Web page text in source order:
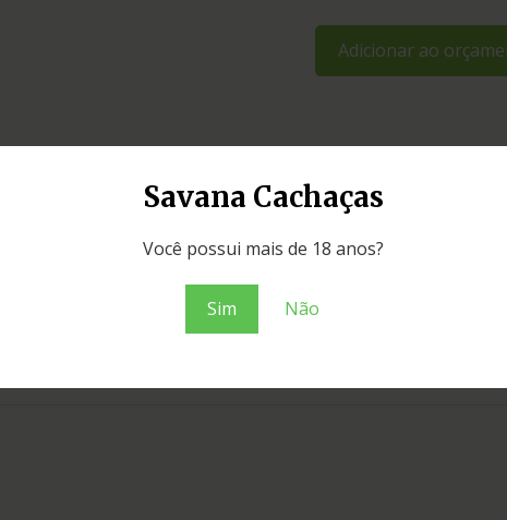
Savana Cachaças
Você possui mais de 18 anos?
Sim Não
Adicionar ao